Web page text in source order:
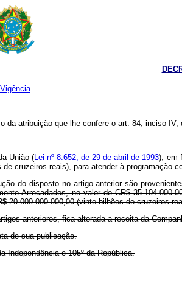
Vigência
da atribuição que lhe confere o art. 84, inciso
União (Lei nº 8.652, de 29 de abril de 1993), em
cruzeiros reais), para atender à programação
do disposto no artigo anterior são
Arrecadados, no valor de CR$
20.000.000.000,00 (vinte bilhões de cruzeiros
anteriores, fica alterada a receita da
de sua publicação.
Independência e 105º da República.